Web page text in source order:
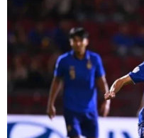
Cháy rừng "gần